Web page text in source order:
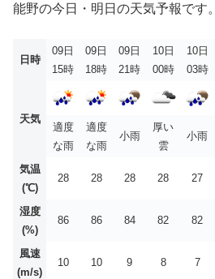
能野の今日・明日の天気予報です。
日時
09日
15時
09日
18時
09日
21時
10日
00時
10日
03時
天気
適度
な雨
適度
な雨
小雨
厚い
雲
小雨
気温
(℃)
28 28 28 28 27
湿度
(%)
86 86 84 82 82
風速
(m/s)
10 10 9 8 7